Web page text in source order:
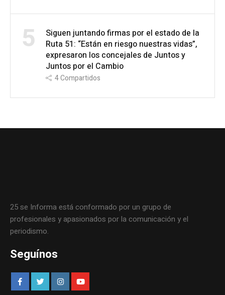
5
Siguen juntando firmas por el estado de la
Ruta 51: “Están en riesgo nuestras vidas”,
expresaron los concejales de Juntos y
Juntos por el Cambio
4Compartidos
25 se Informa está conformado por un grupo de
profesionales y apasionados por la comunicación y el
periodismo.
Seguínos